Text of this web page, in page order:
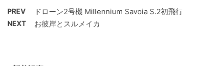
PREV ドローン2号機 Millennium Savoia S.2初飛行
NEXT お彼岸とスルメイカ